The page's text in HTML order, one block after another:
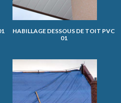
HABILLAGE DESSOUS DE TOIT PVC
01